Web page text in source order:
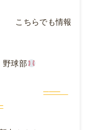
らでも情報
野球部
───